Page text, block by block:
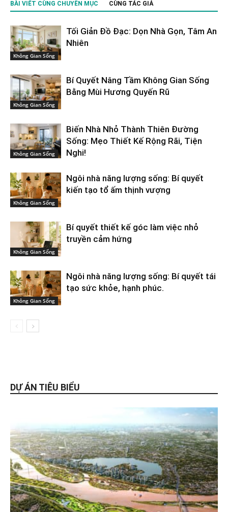
BÀI VIẾT CÙNG CHUYÊN MỤC CÙNG TÁC GIẢ
Không Gian Sống
Tối Giản Đồ Đạc: Dọn Nhà Gọn, Tâm An
Nhiên
Không Gian Sống
Bí Quyết Nâng Tầm Không Gian Sống
Bằng Mùi Hương Quyến Rũ
Không Gian Sống
Biến Nhà Nhỏ Thành Thiên Đường
Sống: Mẹo Thiết Kế Rộng Rãi, Tiện
Nghi!
Không Gian Sống
Ngôi nhà năng lượng sống: Bí quyết
kiến tạo tổ ấm thịnh vượng
Không Gian Sống
Bí quyết thiết kế góc làm việc nhỏ
truyền cảm hứng
Không Gian Sống
Ngôi nhà năng lượng sống: Bí quyết tái
tạo sức khỏe, hạnh phúc.
DỰ ÁN TIÊU BIỂU